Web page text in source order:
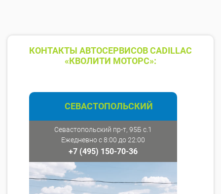
КОНТАКТЫ АВТОСЕРВИСОВ CADILLAC
«КВОЛИТИ МОТОРС»:
СЕВАСТОПОЛЬСКИЙ
Севастопольский пр-т, 95Б с.1
Ежедневно с 8:00 до 22:00
+7 (495) 150-70-36